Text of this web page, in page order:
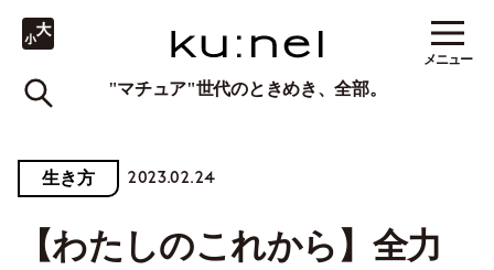
"マチュア"世代のときめき、全部。
メニュー
生き方 2023.02.24
【わたしのこれから】全力